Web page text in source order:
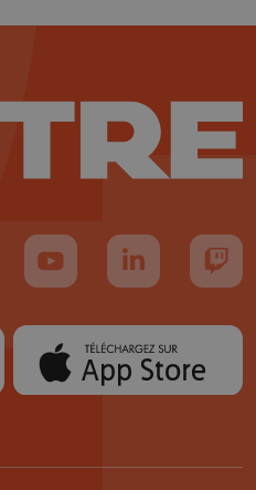
Instagram
nous sur TikTok
Suivez-nous sur YouTube
Suivez-nous